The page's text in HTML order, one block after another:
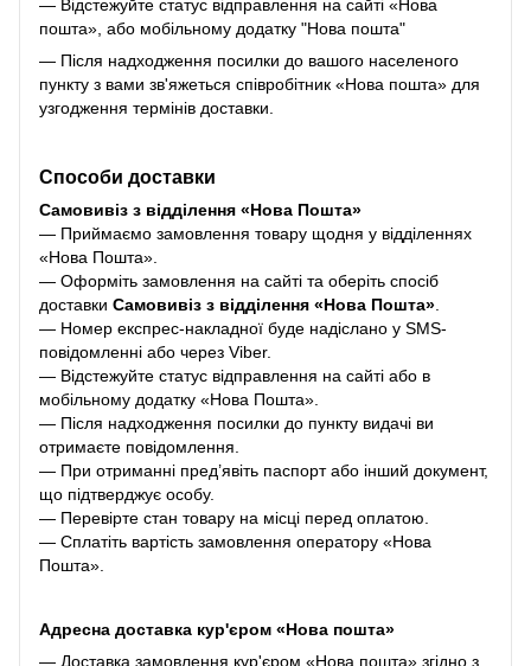
— Відстежуйте статус відправлення на сайті «Нова
пошта», або мобільному додатку "Нова пошта"
— Після надходження посилки до вашого населеного
пункту з вами зв'яжеться співробітник «Нова пошта» для
узгодження термінів доставки.
Способи доставки
Самовивіз з відділення «Нова Пошта»
— Приймаємо замовлення товару щодня у відділеннях
«Нова Пошта».
— Оформіть замовлення на сайті та оберіть спосіб
доставки Самовивіз з відділення «Нова Пошта»
— Номер експрес-накладної буде надіслано у SMS-
повідомленні або через Viber.
— Відстежуйте статус відправлення на сайті або в
мобільному додатку «Нова Пошта».
— Після надходження посилки до пункту видачі ви
отримаєте повідомлення.
— При отриманні пред’явіть паспорт або інший документ,
що підтверджує особу.
— Перевірте стан товару на місці перед оплатою.
— Сплатіть вартість замовлення оператору «Нова
Пошта».
Адресна доставка кур'єром «Нова пошта»
— Доставка замовлення кур'єром «Нова пошта» згідно з